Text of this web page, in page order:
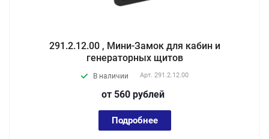
291.2.12.00 , Мини-Замок для кабин и
генераторных щитов
В наличии Арт. 291.2.12.00
от 560 рублей
Подробнее